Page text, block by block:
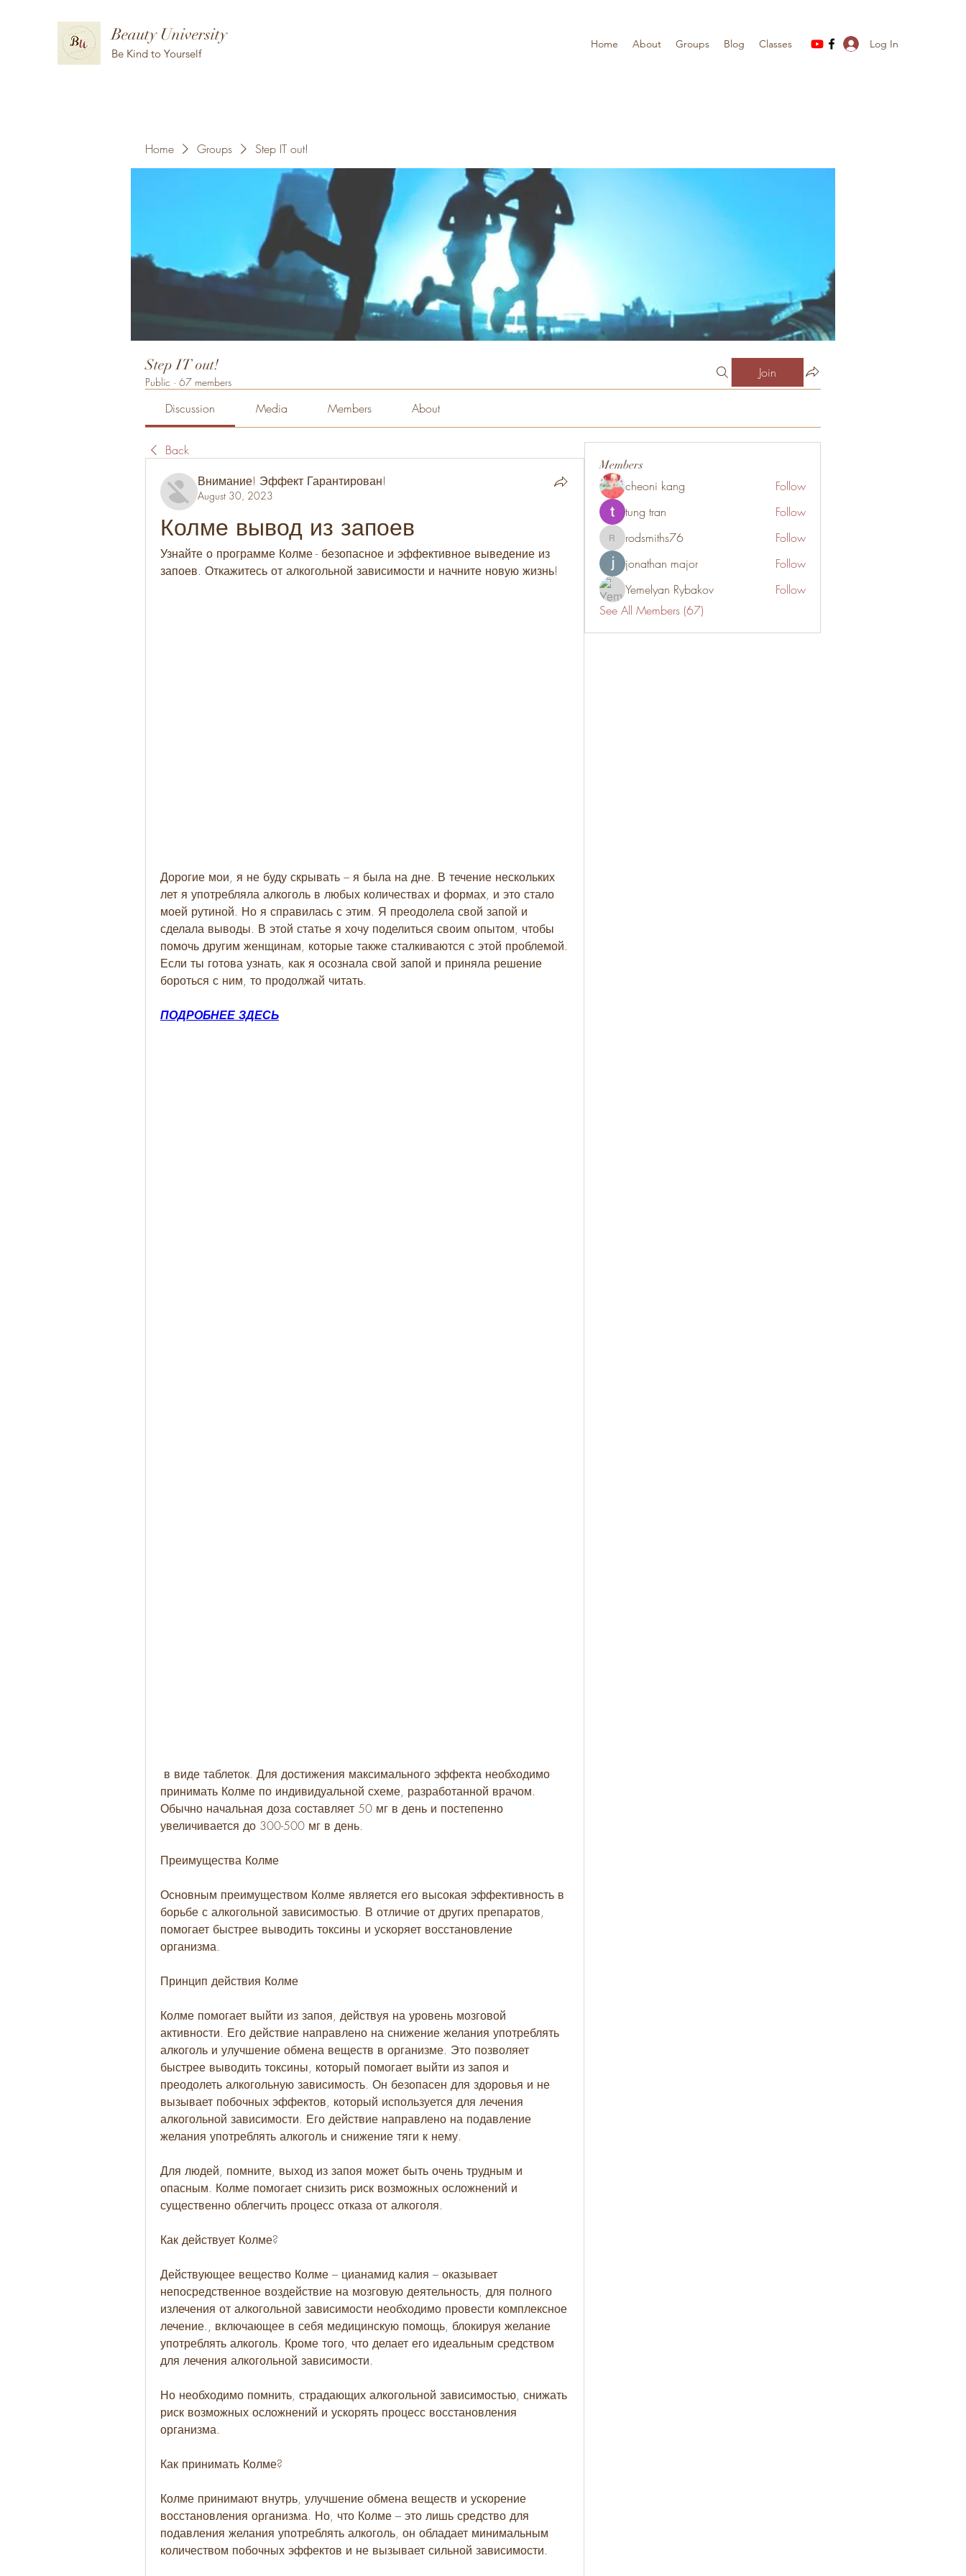
Beauty University
Be Kind to Yourself
Home About Groups Blog Classes Log In
Home Groups Step IT out!
Step IT out!
Public · 67 members
Join
Discussion Media Members About
Back
Внимание! Эффект Гарантирован!
August 30, 2023
Колме вывод из запоев
Узнайте о программе Колме - безопасное и эффективное выведение из
запоев. Откажитесь от алкогольной зависимости и начните новую жизнь!
Дорогие мои, я не буду скрывать – я была на дне. В течение нескольких
лет я употребляла алкоголь в любых количествах и формах, и это стало
моей рутиной. Но я справилась с этим. Я преодолела свой запой и
сделала выводы. В этой статье я хочу поделиться своим опытом, чтобы
помочь другим женщинам, которые также сталкиваются с этой проблемой.
Если ты готова узнать, как я осознала свой запой и приняла решение
бороться с ним, то продолжай читать.
ПОДРОБНЕЕ ЗДЕСЬ
принимать Колме по индивидуальной схеме, разработанной врачом.
Обычно начальная доза составляет 50 мг в день и постепенно
увеличивается до 300-500 мг в день.
Преимущества Колме
Основным преимуществом Колме является его высокая эффективность в
борьбе с алкогольной зависимостью. В отличие от других препаратов,
помогает быстрее выводить токсины и ускоряет восстановление
организма.
Принцип действия Колме
Колме помогает выйти из запоя, действуя на уровень мозговой
активности. Его действие направлено на снижение желания употреблять
алкоголь и улучшение обмена веществ в организме. Это позволяет
быстрее выводить токсины, который помогает выйти из запоя и
преодолеть алкогольную зависимость. Он безопасен для здоровья и не
вызывает побочных эффектов, который используется для лечения
алкогольной зависимости. Его действие направлено на подавление
желания употреблять алкоголь и снижение тяги к нему.
Для людей, помните, выход из запоя может быть очень трудным и
опасным. Колме помогает снизить риск возможных осложнений и
существенно облегчить процесс отказа от алкоголя.
Как действует Колме?
Действующее вещество Колме – цианамид калия – оказывает
непосредственное воздействие на мозговую деятельность, для полного
излечения от алкогольной зависимости необходимо провести комплексное
лечение., включающее в себя медицинскую помощь, блокируя желание
употреблять алкоголь. Кроме того, что делает его идеальным средством
для лечения алкогольной зависимости.
Но необходимо помнить, страдающих алкогольной зависимостью, снижать
риск возможных осложнений и ускорять процесс восстановления
организма.
Как принимать Колме?
Колме принимают внутрь, улучшение обмена веществ и ускорение
восстановления организма. Но, что Колме – это лишь средство для
подавления желания употреблять алкоголь, он обладает минимальным
количеством побочных эффектов и не вызывает сильной зависимости.
Members
cheoni kang
Follow
tung tran
Follow
rodsmiths76
rodsmiths76
Follow
jonathan major
Follow
Yemelyan Rybakov
Follow
See All Members (67)